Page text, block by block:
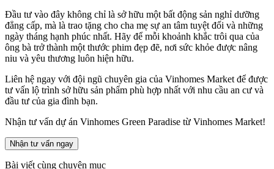
Đầu tư vào đây không chỉ là sở hữu một bất động sản nghỉ dưỡng
đẳng cấp, mà là trao tặng cho cha mẹ sự an tâm tuyệt đối và những
ngày tháng hạnh phúc nhất. Hãy để mỗi khoảnh khắc trôi qua của
ông bà trở thành một thước phim đẹp đẽ, nơi sức khỏe được nâng
niu và yêu thương luôn hiện hữu.
Liên hệ ngay với đội ngũ chuyên gia của Vinhomes Market để được
tư vấn lộ trình sở hữu sản phẩm phù hợp nhất với nhu cầu an cư và
đầu tư của gia đình bạn.
Nhận tư vấn dự án Vinhomes Green Paradise từ Vinhomes Market!
Nhận tư vấn ngay
Bài viết cùng chuyên mục